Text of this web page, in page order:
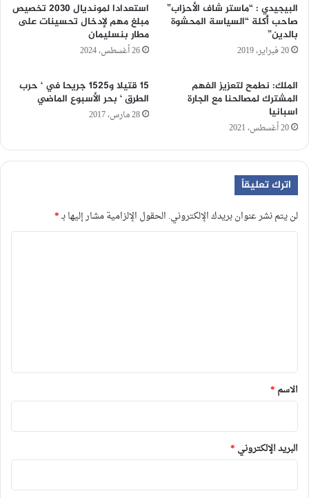
البيجيدي : “ماستر شاف الأحزاب”
صاحب أُكلة “السياسة المحشوة
بالدين”
20 فبراير، 2019
استعدادا لمونديال 2030 تخصيص
مبلغ مهم لإدخال تحسينات على
مطار بنسليمان
26 أغسطس، 2024
الملك: نطمح لتعزيز الفهم
المشترك لمصالحنا مع الجارة
اسبانيا
20 أغسطس، 2021
15 قتيلا و1525 جريحا في ‘ حرب
الطرق ‘ بحر الأسبوع الماضي
28 مارس، 2017
اترك تعليقاً
لن يتم نشر عنوان بريدك الإلكتروني. الحقول الإلزامية مشار إليها بـ*
*
الاسم *
البريد الإلكتروني *